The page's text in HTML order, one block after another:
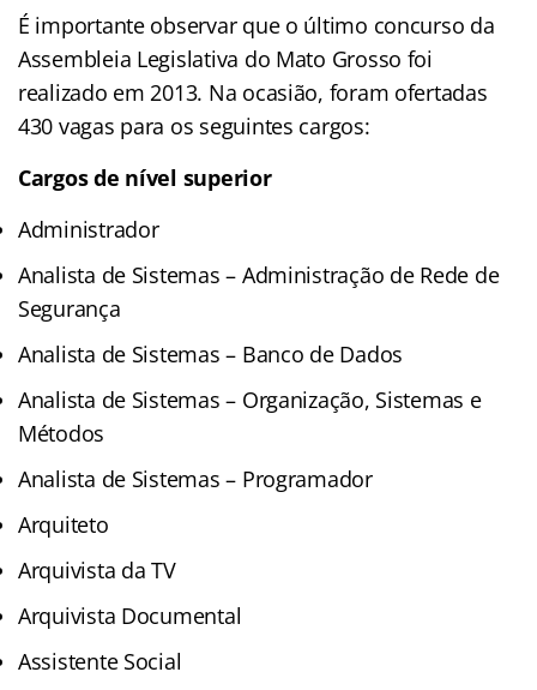
É importante observar que o último concurso da
Assembleia Legislativa do Mato Grosso foi
realizado em 2013. Na ocasião, foram ofertadas
430 vagas para os seguintes cargos:
Cargos de nível superior
Administrador
Analista de Sistemas – Administração de Rede de
Segurança
Analista de Sistemas – Banco de Dados
Analista de Sistemas – Organização, Sistemas e
Métodos
Analista de Sistemas – Programador
Arquiteto
Arquivista da TV
Arquivista Documental
Assistente Social